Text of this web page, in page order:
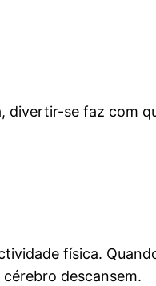
divertir-se faz com
física.
descansem.